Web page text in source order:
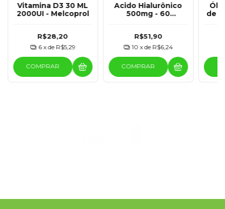
Vitamina D3 30 ML
2000UI - Melcoprol
R$28,20
6 x de R$5,29
COMPRAR
Acido Hialurônico
500mg - 60
R$51,90
10 x de R$6,24
COMPRAR
de